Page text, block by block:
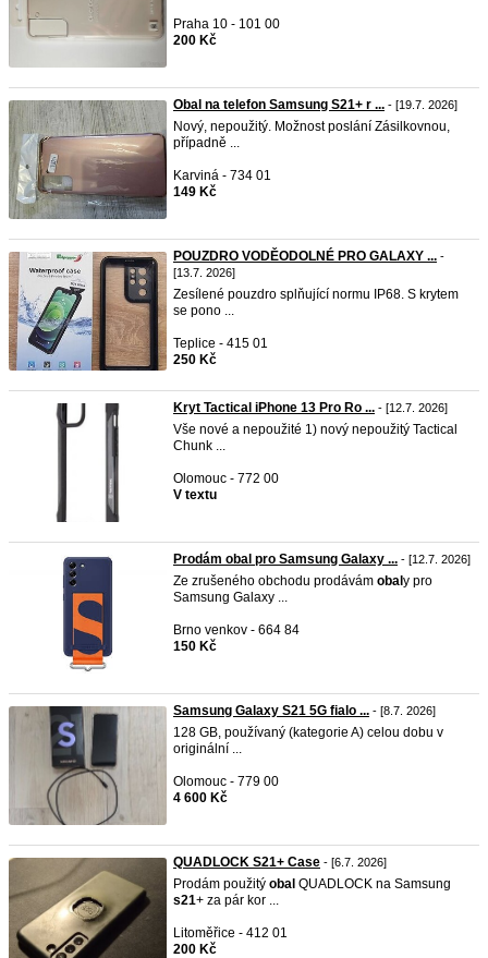
Praha 10 - 101 00
200 Kč
Obal na telefon Samsung S21+ r ... - [19.7. 2026]
Nový, nepoužitý. Možnost poslání Zásilkovnou,
případně ...
Karviná - 734 01
149 Kč
POUZDRO VODĚODOLNÉ PRO GALAXY ... -
[13.7. 2026]
Zesílené pouzdro splňující normu IP68. S krytem
se pono ...
Teplice - 415 01
250 Kč
Kryt Tactical iPhone 13 Pro Ro ... - [12.7. 2026]
Vše nové a nepoužité 1) nový nepoužitý Tactical
Chunk ...
Olomouc - 772 00
V textu
Prodám obal pro Samsung Galaxy ... - [12.7. 2026]
Ze zrušeného obchodu prodávám obal y pro
Samsung Galaxy ...
Brno venkov - 664 84
150 Kč
Samsung Galaxy S21 5G fialo ... - [8.7. 2026]
128 GB, používaný (kategorie A) celou dobu v
originální ...
Olomouc - 779 00
4 600 Kč
QUADLOCK S21+ Case - [6.7. 2026]
Prodám použitý obal QUADLOCK na Samsung
s21+ za pár kor ...
Litoměřice - 412 01
200 Kč